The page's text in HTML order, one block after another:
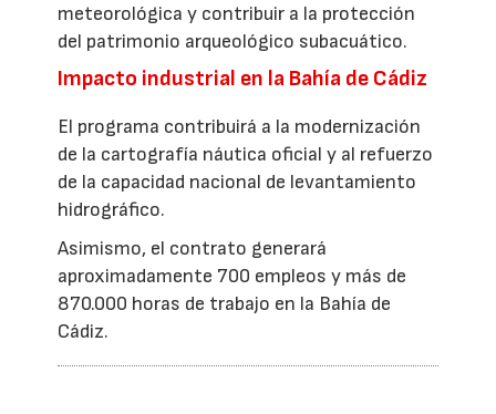
meteorológica y contribuir a la protección
del patrimonio arqueológico subacuático.
Impacto industrial en la Bahía de Cádiz
El programa contribuirá a la modernización
de la cartografía náutica oficial y al refuerzo
de la capacidad nacional de levantamiento
hidrográfico.
Asimismo, el contrato generará
aproximadamente 700 empleos y más de
870.000 horas de trabajo en la Bahía de
Cádiz.